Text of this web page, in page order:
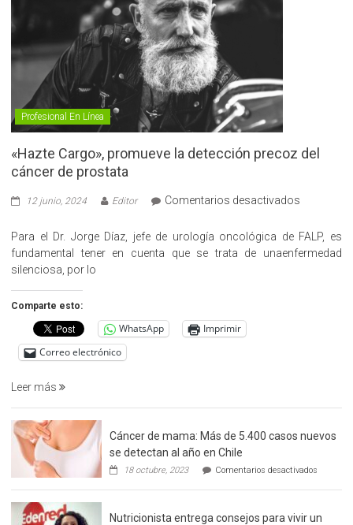
Profesional En Línea
«Hazte Cargo», promueve la detección precoz del
cáncer de prostata
12 junio, 2024 Editor Comentarios desactivados
Cargo»,
promueve
Para el Dr. Jorge Díaz, jefe de urología oncológica de FALP, es
fundamental tener en cuenta que se trata de unaenfermedad
silenciosa, por lo
Comparte esto:
WhatsApp
Imprimir
Correo electrónico
Leer más
Cáncer de mama: Más de 5.400 casos nuevos
se detectan al año en Chile
18 octubre, 2023 Comentarios desactivados
de
Más
Nutricionista entrega consejos para vivir un